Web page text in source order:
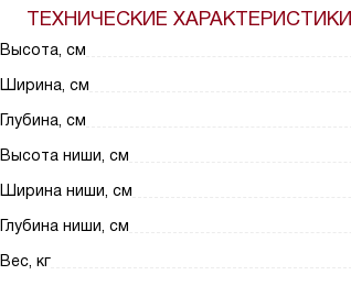
ТЕХНИЧЕСКИЕ ХАРАКТЕРИСТИКИ
Высота, см
Ширина, см
Глубина, см
Высота ниши, см
Ширина ниши, см
Глубина ниши, см
Вес, кг